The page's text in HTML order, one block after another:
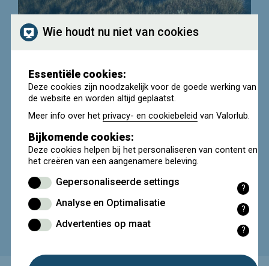
“Biologisch afbreekbare smeermiddelen”zijn producten die
door hun samenstelling makkelijker door micro-organismen in
toepassingen van verloren smering en in toepassingen met
Deze olie kan bij gebruik in het milieu terechtkomen en zo
schade veroorzaken aan fauna en flora. Met biologisch
zorg voor het milieu.
Wie houdt nu niet van cookies
Essentiële cookies:
Deze cookies zijn noodzakelijk voor de goede werking van
de website en worden altijd geplaatst.
Meer info over hetprivacy- en cookiebeleid van Valorlub.
Bijkomende cookies:
Deze cookies helpen bij het personaliseren van content en
het creëren van een aangenamere beleving.
?
Gepersonaliseerde settings
geselecteerde en ingevoerde instellingen en
?
Analyse en Optimalisatie
(anonieme) data waarmee de website na
?
Advertenties op maat